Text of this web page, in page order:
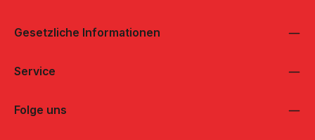
Gesetzliche Informationen
Service
Folge uns